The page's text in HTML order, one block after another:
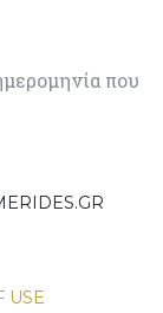
που
USE